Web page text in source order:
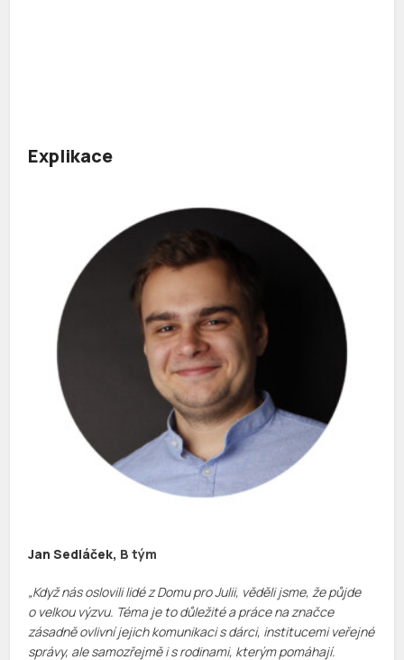
Explikace
Jan Sedláček, B tým
„Když nás oslovili lidé z Domu pro Julii, věděli jsme, že půjde
o velkou výzvu. Téma je to důležité a práce na značce
zásadně ovlivní jejich komunikaci s dárci, institucemi veřejné
správy, ale samozřejmě i s rodinami, kterým pomáhají.